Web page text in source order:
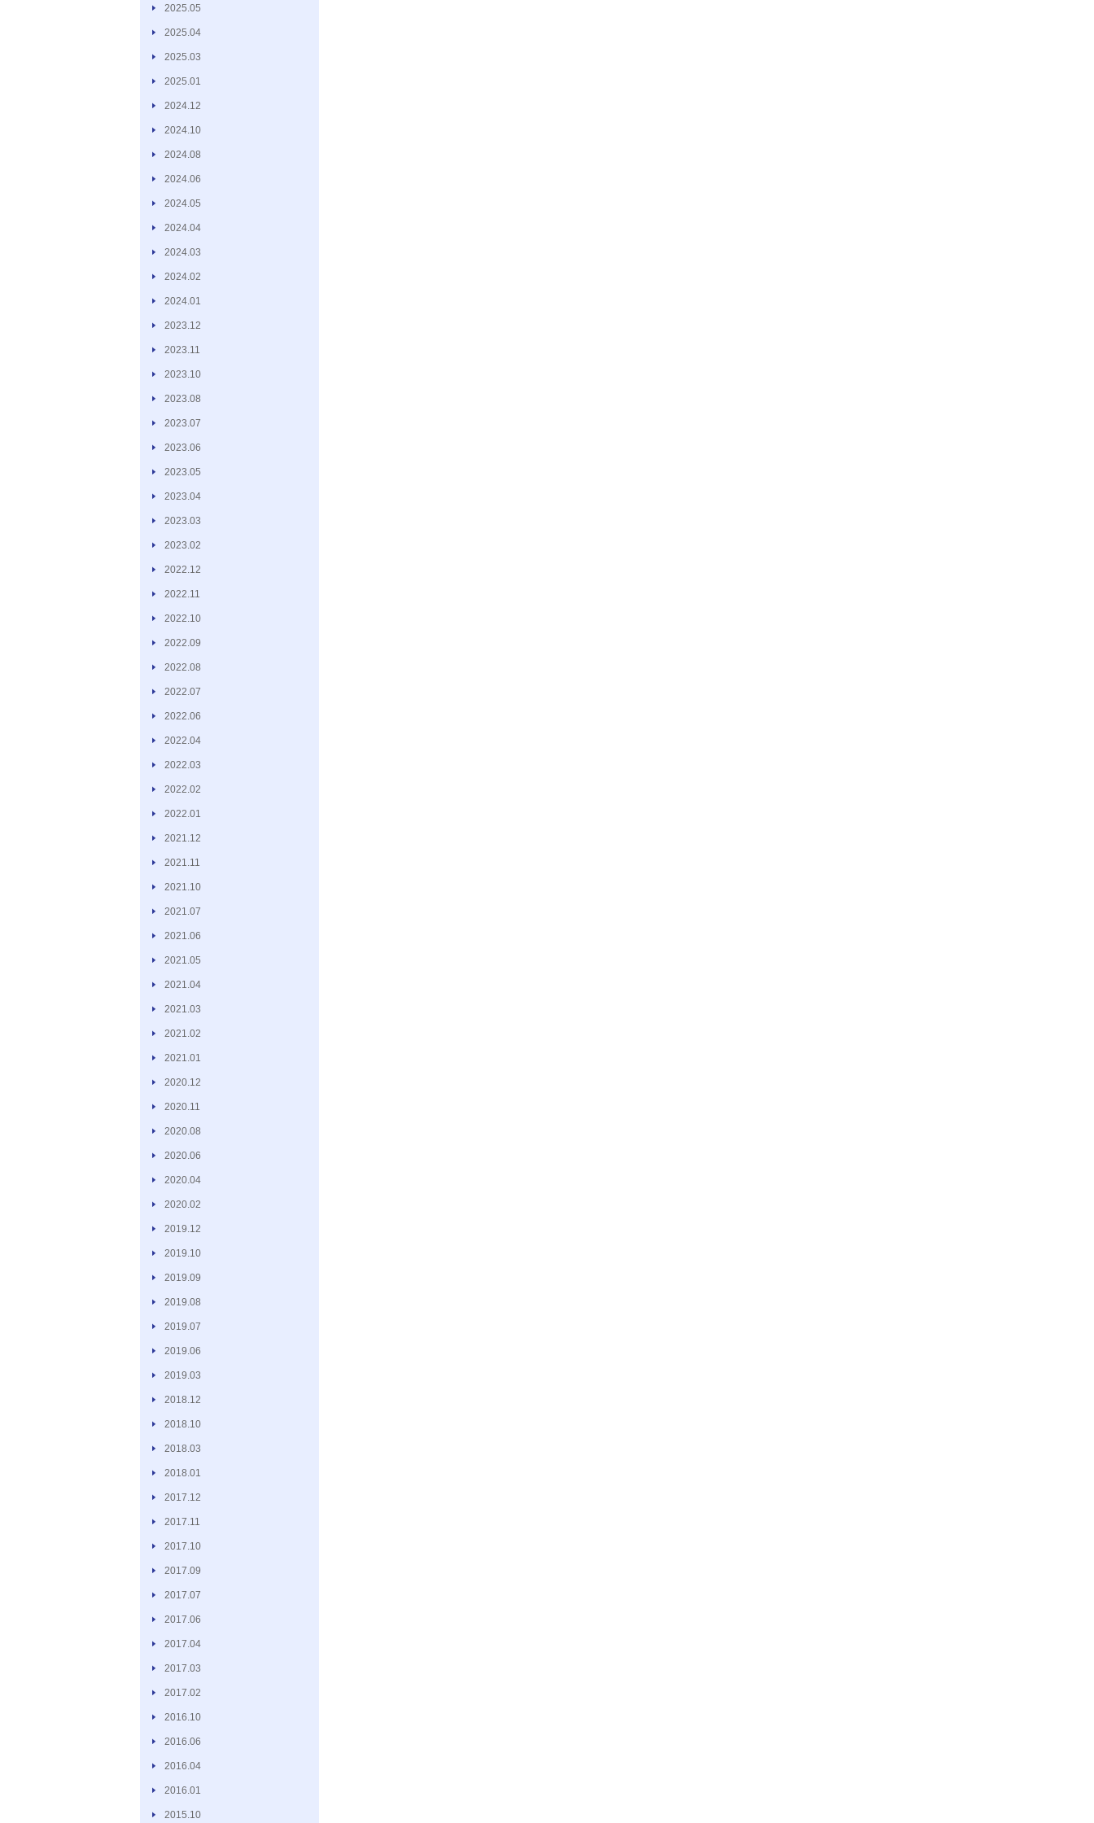
2025.05
2025.04
2025.03
2025.01
2024.12
2024.10
2024.08
2024.06
2024.05
2024.04
2024.03
2024.02
2024.01
2023.12
2023.11
2023.10
2023.08
2023.07
2023.06
2023.05
2023.04
2023.03
2023.02
2022.12
2022.11
2022.10
2022.09
2022.08
2022.07
2022.06
2022.04
2022.03
2022.02
2022.01
2021.12
2021.11
2021.10
2021.07
2021.06
2021.05
2021.04
2021.03
2021.02
2021.01
2020.12
2020.11
2020.08
2020.06
2020.04
2020.02
2019.12
2019.10
2019.09
2019.08
2019.07
2019.06
2019.03
2018.12
2018.10
2018.03
2018.01
2017.12
2017.11
2017.10
2017.09
2017.07
2017.06
2017.04
2017.03
2017.02
2016.10
2016.06
2016.04
2016.01
2015.10